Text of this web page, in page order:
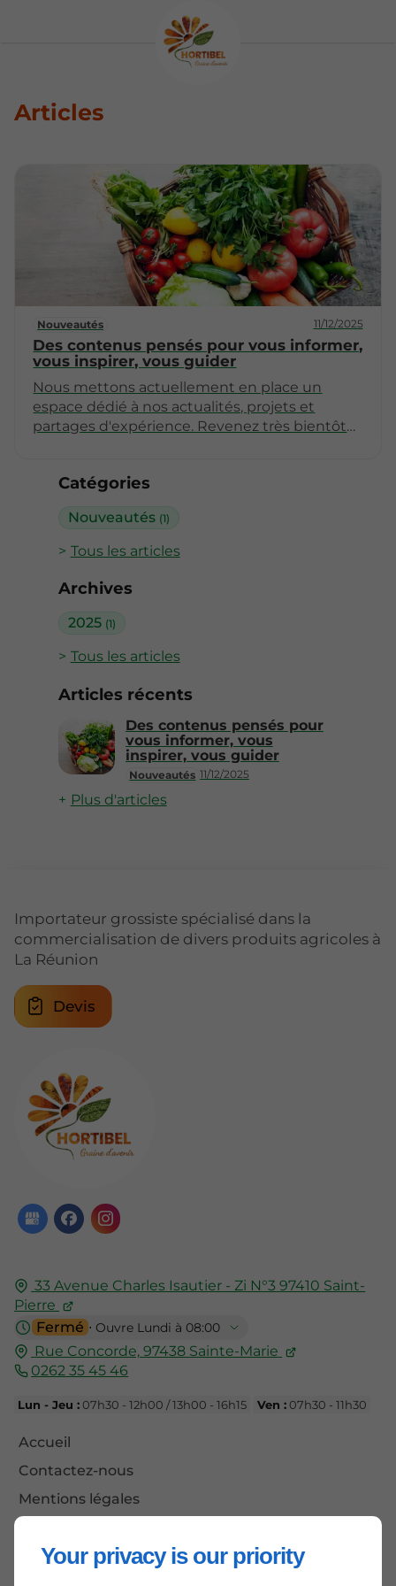
Your privacy is our priority
Catégories
Nouveautés (1)
Tous les articles
Archives
2025 (1)
Tous les articles
Articles récents
Nouveautés 11/12/2025
Des contenus pensés pour
vous informer, vous
inspirer, vous guider
Plus d'articles
Articles
Nouveautés 11/12/2025
Des contenus pensés pour vous informer,
vous inspirer, vous guider
Nous mettons actuellement en place un
espace dédié à nos actualités, projets et
partages d'expérience. Revenez très bientôt
33 Avenue Charles Isautier - Zi N°3 97410 Saint-
Pierre
Fermé ⋅ Ouvre Lundi à 08:00
Rue Concorde, 97438 Sainte-Marie
0262 35 45 46
Lun - Jeu :07h30 - 12h00 / 13h00 - 16h15 Ven :07h30 - 11h30
Accueil
Contactez-nous
Mentions légales
Importateur grossiste spécialisé dans la
commercialisation de divers produits agricoles à
La Réunion
Devis